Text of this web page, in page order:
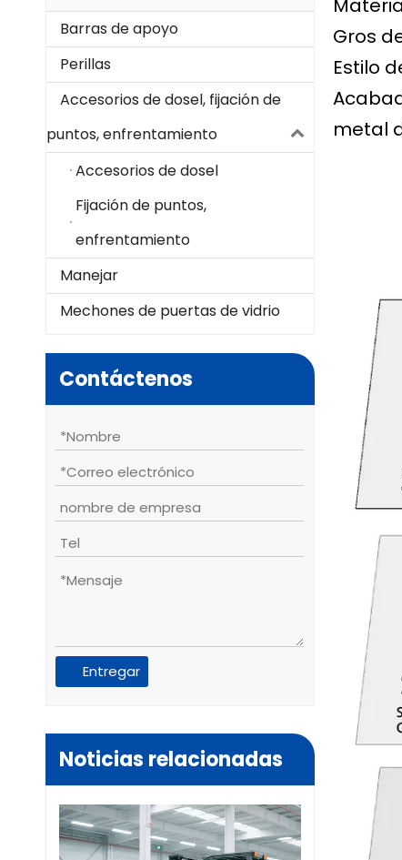
Barras de apoyo
Perillas
Accesorios de dosel, fijación de
puntos, enfrentamiento
Accesorios de dosel
Fijación de puntos,
enfrentamiento
Manejar
Mechones de puertas de vidrio
Contáctenos
Entregar
Noticias relacionadas
Gros
Estilo
metal